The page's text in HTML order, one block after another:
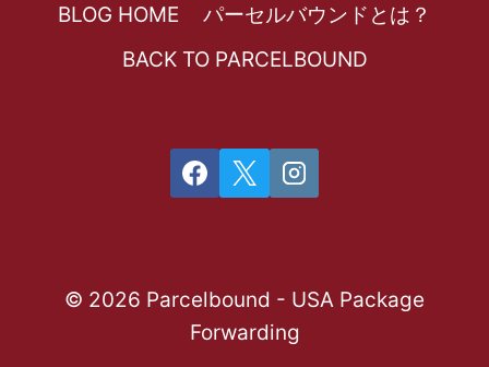
BLOG HOME
パーセルバウンドとは？
BACK TO PARCELBOUND
© 2026 Parcelbound - USA Package
Forwarding